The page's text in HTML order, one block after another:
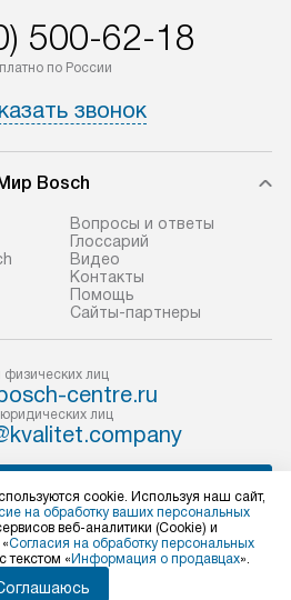
МКАД,
Важно
ему пройти
ручки или
так
к отказу
в будущем.
материалы.
установленной
монтаж техники
на место с
подключение к
500-62-18
по России
звонок
Bosch
Вопросы и ответы
Глоссарий
Видео
Контакты
Помощь
Сайты-партнеры
физических лиц
centre.ru
лиц
продажи
Карта сайта
cookie. Используя наш сайт,
на обработку ваших персональных
веб-аналитики (Cookie) и
Согласия на обработку персональных
текстом « Информация о продавцах».